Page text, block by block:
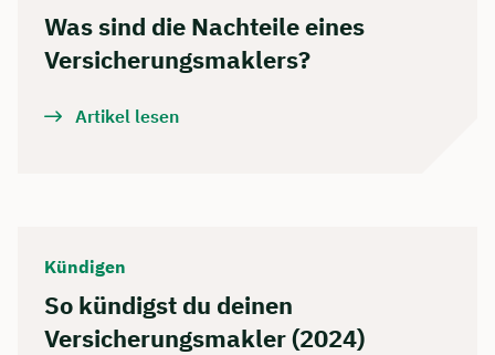
Was sind die Nachteile eines
Versicherungsmaklers?
Artikel lesen
Kündigen
So kündigst du deinen
Versicherungsmakler (2024)